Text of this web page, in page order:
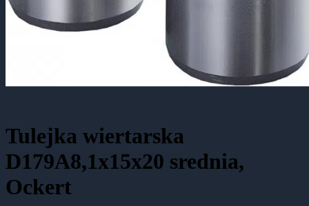
Tulejka wiertarska
D179A8,1x15x20 srednia,
Ockert